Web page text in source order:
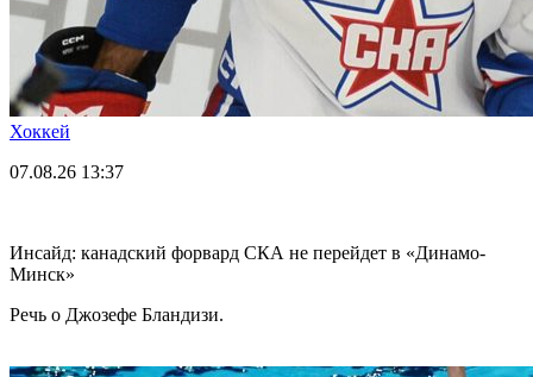
Хоккей
07.08.26 13:37
Инсайд: канадский форвард СКА не перейдет в «Динамо-
Минск»
Речь о Джозефе Бландизи.